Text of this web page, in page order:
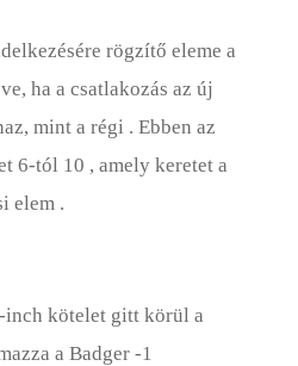
rögzítő eleme a
ha a csatlakozás az új
mint a régi . Ebben az
6-tól 10 , amely keretet a
elem .
kötelet gitt körül a
a Badger -1